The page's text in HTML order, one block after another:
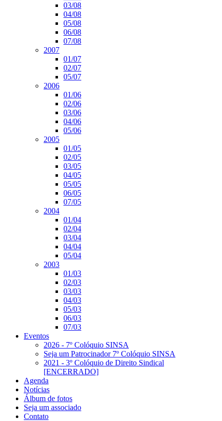
03/08
04/08
05/08
06/08
07/08
2007
01/07
02/07
05/07
2006
01/06
02/06
03/06
04/06
05/06
2005
01/05
02/05
03/05
04/05
05/05
06/05
07/05
2004
01/04
02/04
03/04
04/04
05/04
2003
01/03
02/03
03/03
04/03
05/03
06/03
07/03
Eventos
2026 - 7º Colóquio SINSA
Seja um Patrocinador 7º Colóquio SINSA
2021 - 3º Colóquio de Direito Sindical
[ENCERRADO]
Agenda
Notícias
Álbum de fotos
Seja um associado
Contato